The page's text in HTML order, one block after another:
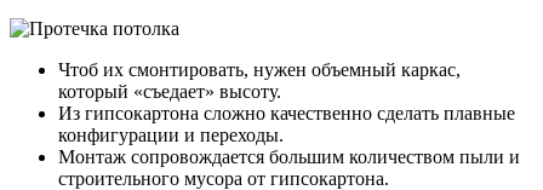
Чтоб их смонтировать, нужен объемный каркас,
который «съедает» высоту.
Из гипсокартона сложно качественно сделать плавные
конфигурации и переходы.
Монтаж сопровождается большим количеством пыли и
строительного мусора от гипсокартона.